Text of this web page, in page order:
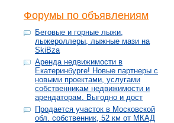
Форумы по объявлениям
Беговые и горные лыжи,
лыжероллеры, лыжные мази на
SkiBza
Аренда недвижимости в
Екатеринбурге! Новые партнеры с
новыми проектами, услугами
собственникам недвижимости и
арендаторам. Выгодно и дост
Продается участок в Московской
обл. собственник, 52 км от МКАД